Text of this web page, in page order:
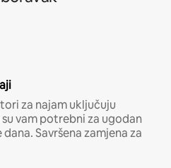
za najam uključuju
vam potrebni za ugodan
Savršena zamjena za